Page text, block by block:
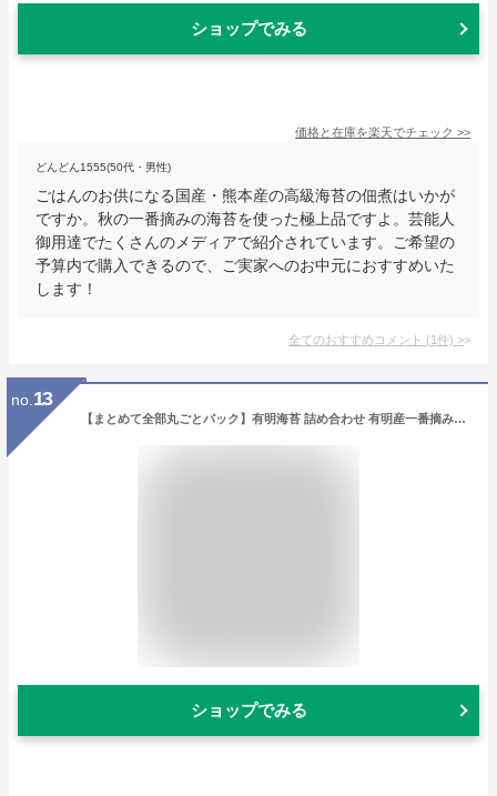
ショップでみる
価格と在庫を楽天でチェック >>
どんどん1555(50代・男性)
ごはんのお供になる国産・熊本産の高級海苔の佃煮はいかが
ですか。秋の一番摘みの海苔を使った極上品ですよ。芸能人
御用達でたくさんのメディアで紹介されています。ご希望の
予算内で購入できるので、ご実家へのお中元におすすめいた
します！
全てのおすすめコメント (1件) >
no. 13
【まとめて全部丸ごとパック】有明海苔 詰め合わせ 有明産一番摘み海苔 焼海苔 味付け海苔 生巻海苔（黒海苔） ばら干し海苔 海苔 お試しセット 有明産初摘み海苔 高級海苔 海苔専門店 美味海苔 有明海苔 有明 海苔 のり 海苔
ショップでみる